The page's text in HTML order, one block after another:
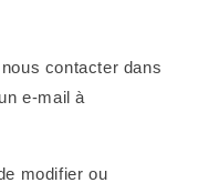
contacter dans
e-mail à
modifier ou